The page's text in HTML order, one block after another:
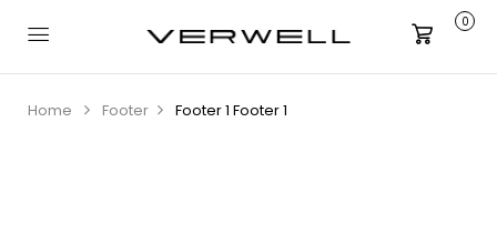
Carrito
0
Home Footer Footer 1 Footer 1